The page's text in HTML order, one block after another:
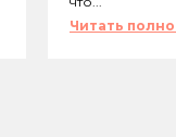
Читать